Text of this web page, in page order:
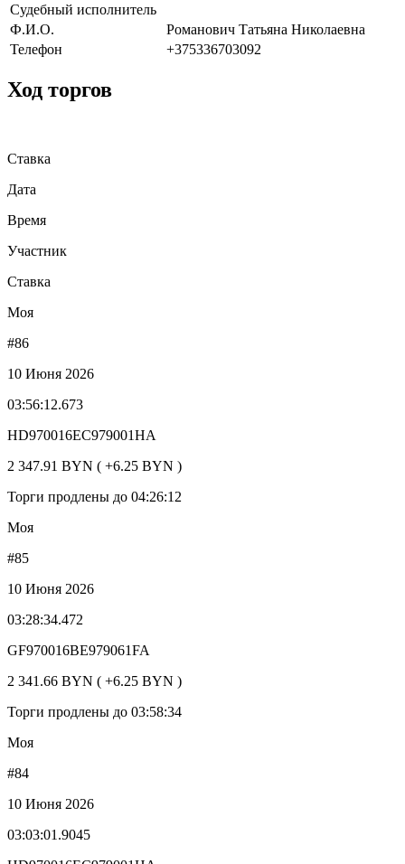
Судебный исполнитель
Ф.И.О.
Романович Татьяна Николаевна
Телефон
+375336703092
Ход торгов
Ставка
Дата
Время
Участник
Ставка
Моя
#86
10 Июня 2026
03:56:12.673
HD970016EC979001HA
2 347.91 BYN ( +6.25 BYN )
Торги продлены до 04:26:12
Моя
#85
10 Июня 2026
03:28:34.472
GF970016BE979061FA
2 341.66 BYN ( +6.25 BYN )
Торги продлены до 03:58:34
Моя
#84
10 Июня 2026
03:03:01.9045